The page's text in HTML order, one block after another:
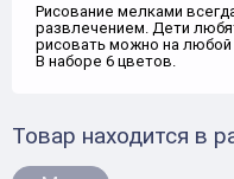
Рисование мелками
развлечением. Дети
рисовать можно на
В наборе 6 цветов.
Товар находится в